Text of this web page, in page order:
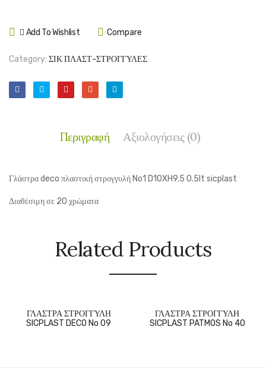
Add To Wishlist Compare
Category: ΣΙΚ ΠΛΑΣΤ-ΣΤΡΟΓΓΥΛΕΣ
Περιγραφή Αξιολογήσεις (0)
Γλάστρα deco πλαστική στρογγυλή No1 D10XH9.5 0.5lt sicplast
Διαθέσιμη σε 20 χρώματα
Related Products
ΓΛΑΣΤΡΑ ΣΤΡΟΓΓΥΛΗ
SICPLAST DECO No 09
ΓΛΑΣΤΡΑ ΣΤΡΟΓΓΥΛΗ
SICPLAST PATMOS No 40